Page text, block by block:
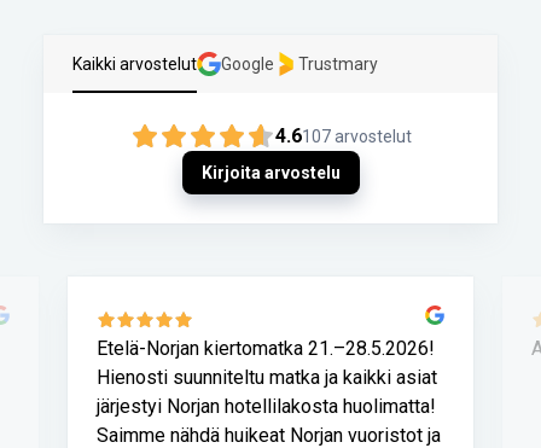
Kaikki arvostelut Google Trustmary
4.6107 arvostelut
Kirjoita arvostelu
Etelä-Norjan kiertomatka 21.–28.5.2026!
Hienosti suunniteltu matka ja kaikki asiat
järjestyi Norjan hotellilakosta huolimatta!
Saimme nähdä huikeat Norjan vuoristot ja